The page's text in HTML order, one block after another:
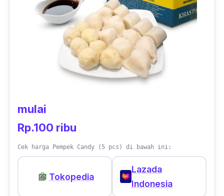
mulai
Rp.100 ribu
Cek harga Pempek Candy (5 pcs) di bawah ini:
Tokopedia
Lazada
Indonesia